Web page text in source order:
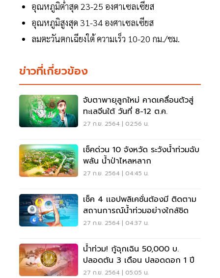
อุณหภูมิต่ำสุด 23-25 องศาเซลเซียส
อุณหภูมิสูงสุด 31-34 องศาเซลเซียส
ลมตะวันตกเฉียงใต้ ความเร็ว 10-20 กม./ชม.
ข่าวที่เกี่ยวข้อง
จับตาพายุลูกใหม่ คาดเคลื่อนตัวสู่
ทะเลจีนใต้ วันที่ 8-12 ต.ค.
27 ก.ย. 2564 | 02:56 น.
เช็คด่วน 10 จังหวัด ระวังน้ำท่วมฉับ
พลัน น้ำป่าไหลหลาก
27 ก.ย. 2564 | 04:45 น.
เช็ค 4 เเอปพลิเคชั่นต้องมี ติดตาม
สถานการณ์น้ำท่วมอย่างใกล้ชิด
27 ก.ย. 2564 | 04:37 น.
น้ำท่วม! กู้ฉุกเฉิน 50,000 บ.
ปลอดต้น 3 เดือน ปลอดดอก 1 ปี
27 ก.ย. 2564 | 05:05 น.